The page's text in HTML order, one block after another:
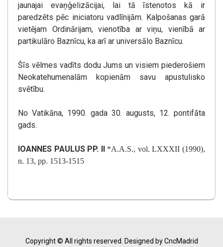
jaunajai evaņģelizācijai, lai tā īstenotos kā ir
paredzēts pēc iniciatoru vadlīnijām. Kalpošanas garā
vietējam Ordinārijam, vienotība ar viņu, vienībā ar
partikulāro Baznīcu, ka arī ar universālo Baznīcu.
Šīs vēlmes vadīts dodu Jums un visiem piederošiem
Neokatehumenalām kopienām savu apustulisko
svētību.
No Vatikāna, 1990. gada 30. augusts, 12. pontifāta
gads.
IOANNES PAULUS PP. II
*A.A.S., vol. LXXXII (1990),
n. 13, pp. 1513-1515
Copyright © All rights reserved. Designed by CncMadrid